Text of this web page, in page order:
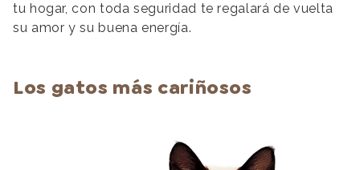
tu hogar, con toda seguridad te regalará de vuelta
su amor y su buena energía.
Los gatos más cariñosos